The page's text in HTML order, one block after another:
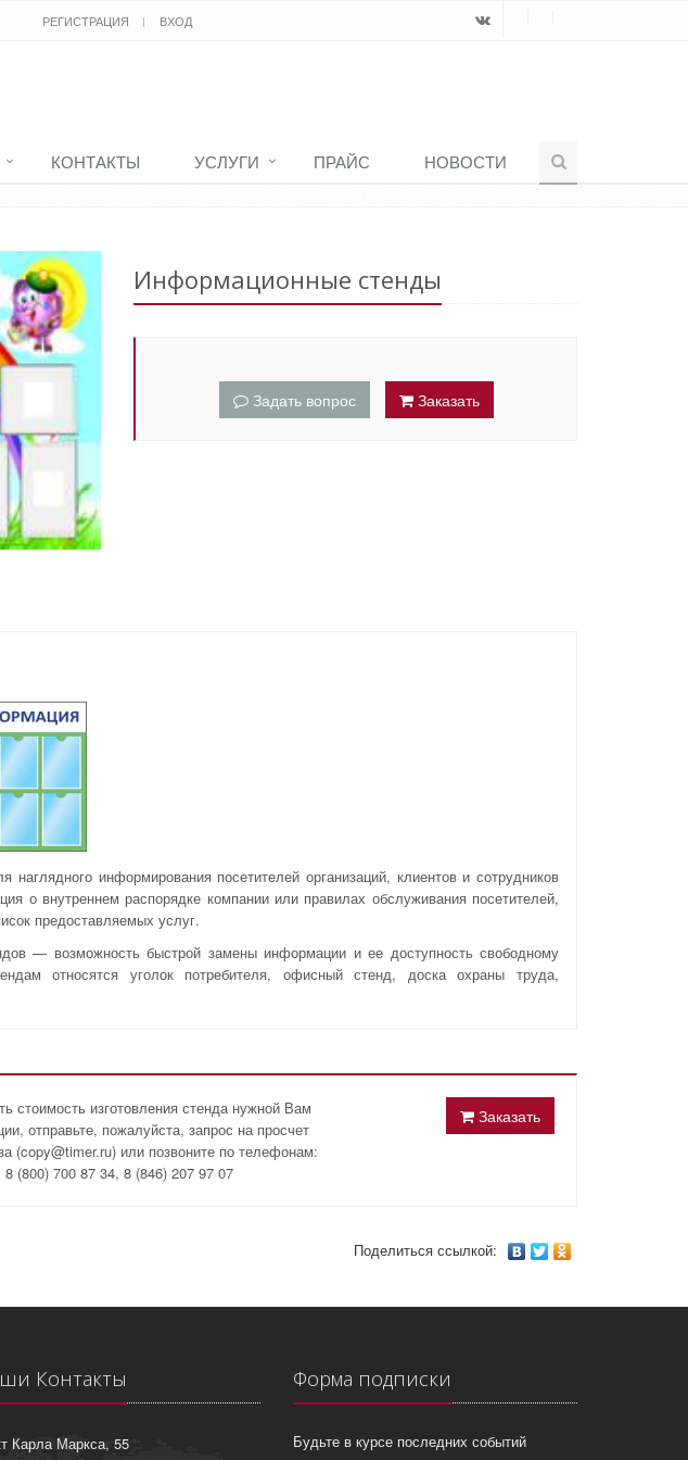
РЕГИСТРАЦИЯ ВХОД
КОНТАКТЫ УСЛУГИ ПРАЙС НОВОСТИ
Главная Услуги Стенды вывески Информационные стенды
Информационные стенды
Задать вопрос Заказать
наглядного информирования посетителей организаций, клиентов и сотрудников
о внутреннем распорядке компании или правилах обслуживания посетителей,
предоставляемых услуг.
— возможность быстрой замены информации и ее доступность свободному
относятся уголок потребителя, офисный стенд, доска охраны труда,
стоимость изготовления стенда нужной Вам
отправьте, пожалуйста, запрос на просчет
(copy@timer.ru) или позвоните по телефонам:
8 (800) 700 87 34, 8 (846) 207 97 07
Заказать
Поделиться ссылкой:
Контакты
Карла Маркса, 55
Форма подписки
Будьте в курсе последних событий